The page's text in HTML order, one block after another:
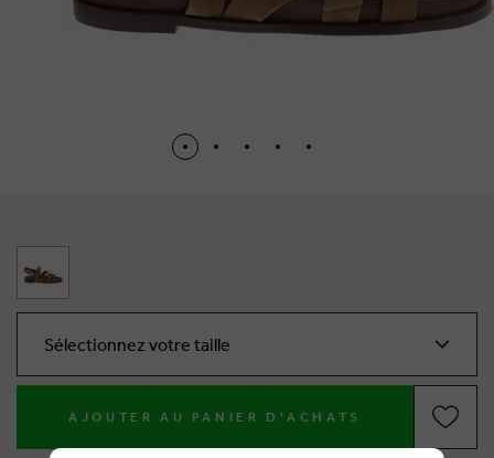
Sélectionnez votre taille
AJOUTER AU PANIER D'ACHATS